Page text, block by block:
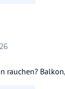
rauchen?